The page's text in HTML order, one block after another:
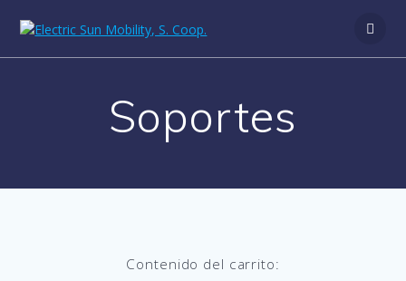
al
Soportes
Contenido del carrito: